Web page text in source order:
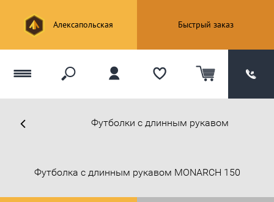
Алексапольская Быстрый заказ
Футболки с длинным рукавом
Футболка с длинным рукавом MONARCH 150